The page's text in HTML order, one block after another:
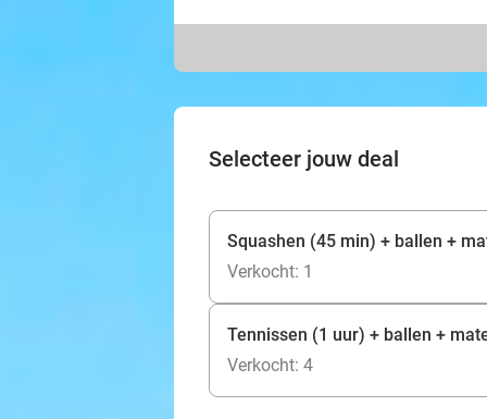
Selecteer jouw deal
Squashen (45 min) + ballen +
Verkocht: 1
Tennissen (1 uur) + ballen +
Verkocht: 4